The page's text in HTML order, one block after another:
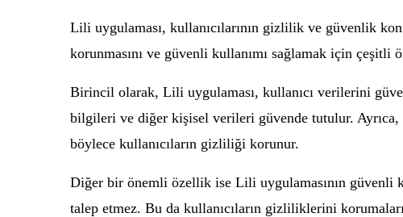
Lili uygulaması, kullanıcılarının gizlilik ve güvenlik
korunmasını ve güvenli kullanımı sağlamak için çeşitli
Birincil olarak, Lili uygulaması, kullanıcı verilerini
bilgileri ve diğer kişisel verileri güvende tutulur. Ayrıca,
böylece kullanıcıların gizliliği korunur.
Diğer bir önemli özellik ise Lili uygulamasının güvenli
talep etmez. Bu da kullanıcıların gizliliklerini